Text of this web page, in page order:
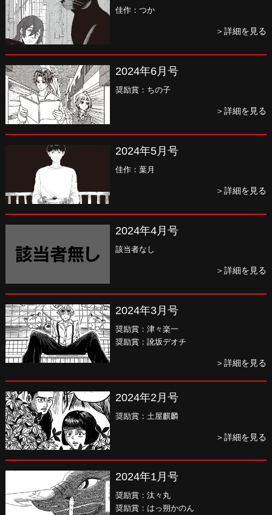
佳作：つか
＞詳細を見る
2024年6月号
奨励賞：ちの子
＞詳細を見る
2024年5月号
佳作：葉月
＞詳細を見る
2024年4月号
該当者なし
＞詳細を見る
2024年3月号
奨励賞：津々楽一
奨励賞：訛坂デオチ
＞詳細を見る
2024年2月号
奨励賞：土屋麒麟
＞詳細を見る
2024年1月号
奨励賞：汰々丸
奨励賞：はっ朔かのん